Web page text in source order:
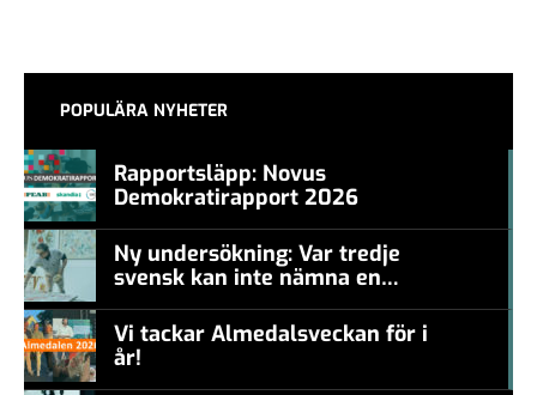
POPULÄRA NYHETER
Rapportsläpp: Novus
Demokratirapport 2026
Ny undersökning: Var tredje
svensk kan inte nämna en
Vi tackar Almedalsveckan för i
år!